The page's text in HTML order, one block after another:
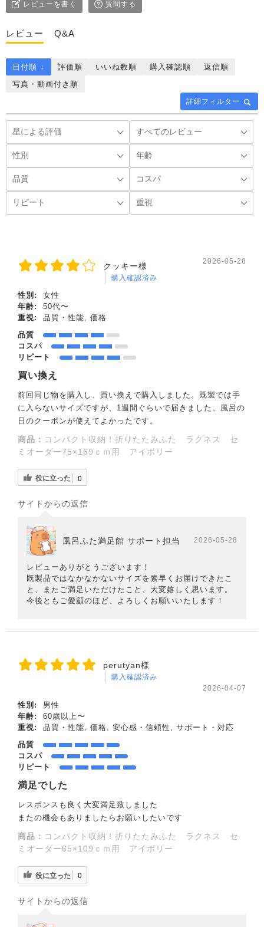
レビューを書く 質問する
レビュー Q&A
詳細フィルター
日付順 ↓ 評価順 いいね数順 購入確認順
返信順
写真・動画付き順
クッキー様
購入確認済み
2026-05-28
性別:
女性
年齢:
50代〜
重視:
品質・性能, 価格
品質
コスパ
リピート
買い換え
前回同じ物を購入し、買い換えで購入しました。既製では手
に入らないサイズですが、1週間ぐらいで届きました。風呂の
日のクーポンが使えてよかったです。
商品： コンパクト収納！折りたたみふた ラクネス セ
ミオーダー75×169ｃｍ用 アイボリー
役に立った 0
サイトからの返信
風呂ふた満足館 サポート担当 2026-05-28
レビューありがとうございます！
既製品ではなかなかないサイズを素早くお届けできたこ
と、またご満足いただけたこと、大変嬉しく思います。
今後ともご愛顧のほど、よろしくお願いいたします！
perutyan様
購入確認済み
2026-04-07
性別:
男性
年齢:
60歳以上〜
重視:
品質・性能, 価格, 安心感・信頼性, サポート・対応
品質
コスパ
リピート
満足でした
レスポンスも良く大変満足致しました
またの機会もありましたらお願いしたいです
商品： コンパクト収納！折りたたみふた ラクネス セ
ミオーダー65×109ｃｍ用 アイボリー
役に立った 0
サイトからの返信